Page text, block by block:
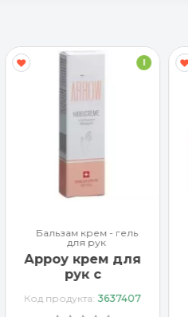
I
Бальзам крем - гель
для рук
Арроу крем для
рук с
маслом 65 мл
Код продукта:3637407